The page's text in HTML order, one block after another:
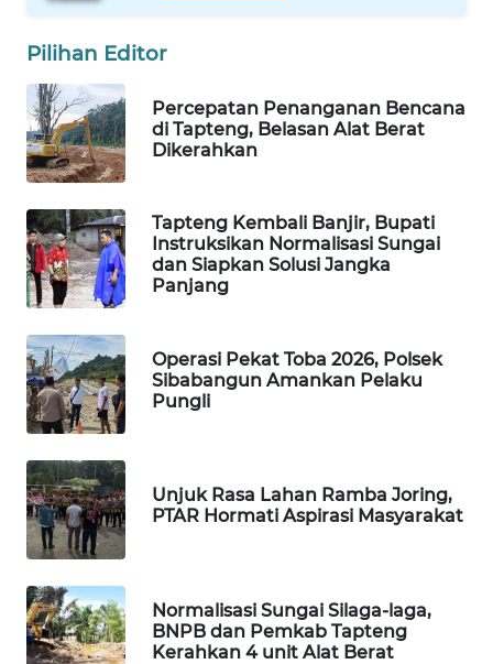
Pilihan Editor
Percepatan Penanganan Bencana
di Tapteng, Belasan Alat Berat
Dikerahkan
Tapteng Kembali Banjir, Bupati
Instruksikan Normalisasi Sungai
dan Siapkan Solusi Jangka
Panjang
Operasi Pekat Toba 2026, Polsek
Sibabangun Amankan Pelaku
Pungli
Unjuk Rasa Lahan Ramba Joring,
PTAR Hormati Aspirasi Masyarakat
Normalisasi Sungai Silaga-laga,
BNPB dan Pemkab Tapteng
Kerahkan 4 unit Alat Berat
ID
ID
MARTABAT
NET
PLN
WATCH
MKLI
LPKKI
LKKI
KOPEKLIN
PORTAL
FORWAMKI